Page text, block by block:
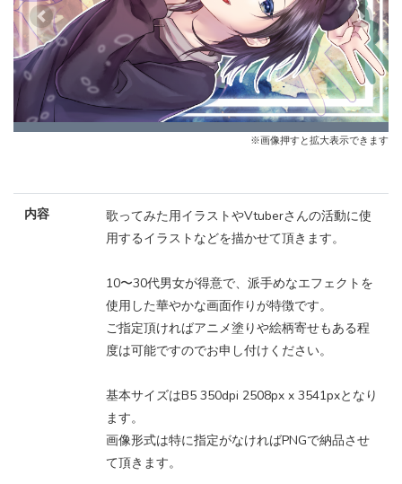
Previous Next
※画像押すと拡大表示できます
内容
歌ってみた用イラストやVtuberさんの活動に使
用するイラストなどを描かせて頂きます。
10〜30代男女が得意で、派手めなエフェクトを
使用した華やかな画面作りが特徴です。
ご指定頂ければアニメ塗りや絵柄寄せもある程
度は可能ですのでお申し付けください。
基本サイズはB5 350dpi 2508px x 3541pxとなり
ます。
画像形式は特に指定がなければPNGで納品させ
て頂きます。